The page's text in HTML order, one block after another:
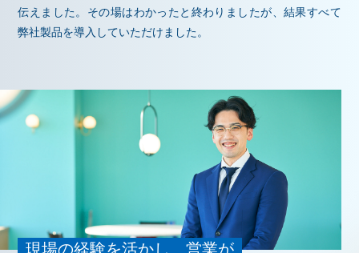
伝えました。その場はわかったと終わりましたが、結果すべて
弊社製品を導入していただけました。